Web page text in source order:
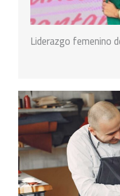
Liderazgo femenino